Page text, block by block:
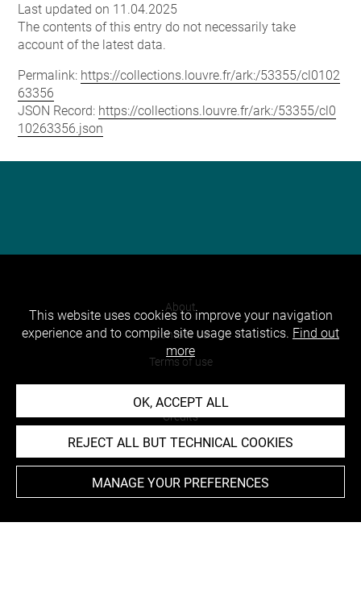
Last updated on 11.04.2025
The contents of this entry do not necessarily take
account of the latest data.
Permalink: https://collections.louvre.fr/ark:/53355/cl0102
63356
JSON Record: https://collections.louvre.fr/ark:/53355/cl0
10263356.json
About
Contact Us
Terms of use
Credits
Accessibility : non compliant
This website uses cookies to improve your navigation
experience and to compile site usage statistics. Find out
more
OK, ACCEPT ALL
REJECT ALL BUT TECHNICAL COOKIES
MANAGE YOUR PREFERENCES